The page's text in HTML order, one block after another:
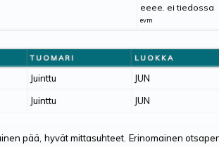
eeee. ei tiedossa
evm
TUOMARI LUOKKA
Juinttu JUN
Juinttu JUN
pää, hyvät mittasuhteet. Erinomainen